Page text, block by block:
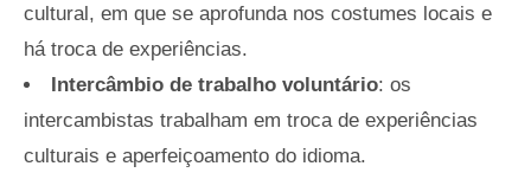
cultural, em que se aprofunda nos costumes locais e
há troca de experiências.
Intercâmbio de trabalho voluntário: os
intercambistas trabalham em troca de experiências
culturais e aperfeiçoamento do idioma.